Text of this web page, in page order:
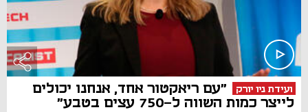
ועידת ניו יורק
"עם ריאקטור אחד, אנחנו יכולים
לייצר כמות השווה ל-750 עצים בטבע"